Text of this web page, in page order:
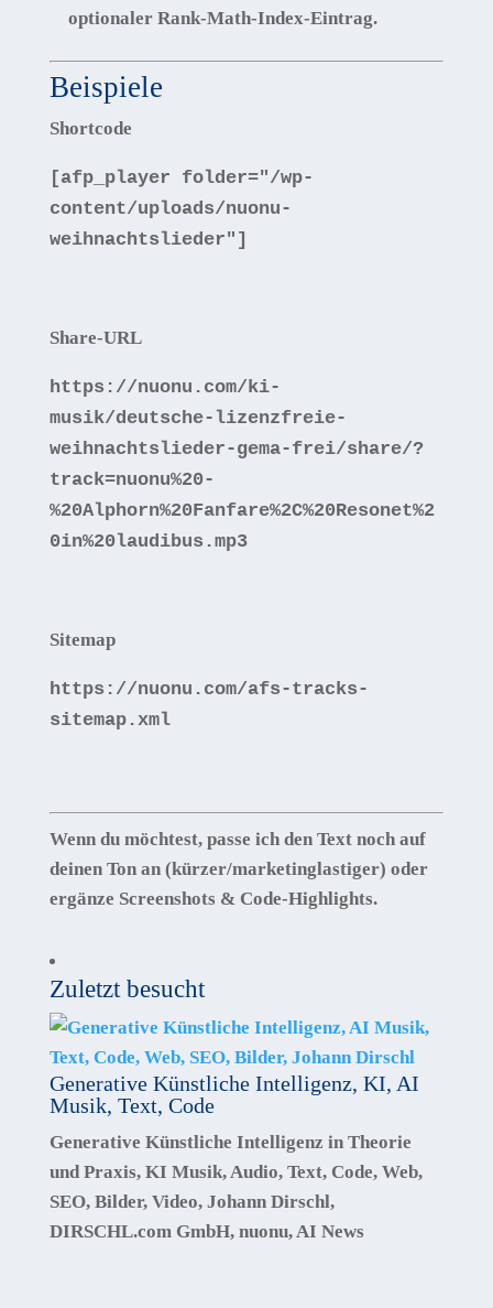
optionaler Rank-Math-Index-Eintrag.
Beispiele
Shortcode
[afp_player folder="/wp-
content/uploads/nuonu-
weihnachtslieder" ]
Share-URL
https: //nuonu.com/ki-
musik/deutsche-lizenzfreie-
weihnachtslieder-gema-frei/share/?
track=nuonu%20-
%20Alphorn%20Fanfare%2C%20Resonet%2
0in%20laudibus.mp3
Sitemap
https: //nuonu.com/afs-tracks-
sitemap.xml
Wenn du möchtest, passe ich den Text noch auf
deinen Ton an (kürzer/marketinglastiger) oder
ergänze Screenshots & Code-Highlights.
Zuletzt besucht
Generative Künstliche Intelligenz, KI, AI
Musik, Text, Code
Generative Künstliche Intelligenz in Theorie
und Praxis, KI Musik, Audio, Text, Code, Web,
SEO, Bilder, Video, Johann Dirschl,
DIRSCHL.com GmbH, nuonu, AI News